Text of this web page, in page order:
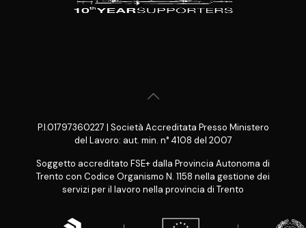
P.I.01797360227 | Società Accreditata Presso Ministero
del Lavoro: aut. min. n° 4108 del 2007
Soggetto accreditato FSE+ dalla Provincia Autonoma di
Trento con Codice Organismo N. 1158 nella gestione dei
servizi per il lavoro nella provincia di Trento